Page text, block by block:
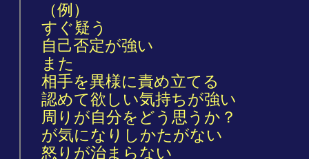
（例）
すぐ疑う
自己否定が強い
また
相手を異様に責め立てる
認めて欲しい気持ちが強い
周りが自分をどう思うか？
が気になりしかたがない
怒りが治まらない